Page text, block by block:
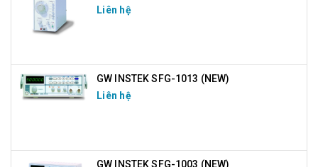
Liên hệ
GW INSTEK SFG-1013 (NEW)
Liên hệ
GW INSTEK SFG-1003 (NEW)